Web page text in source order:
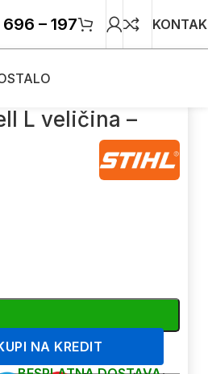
– 197
L veličina –
NA KREDIT